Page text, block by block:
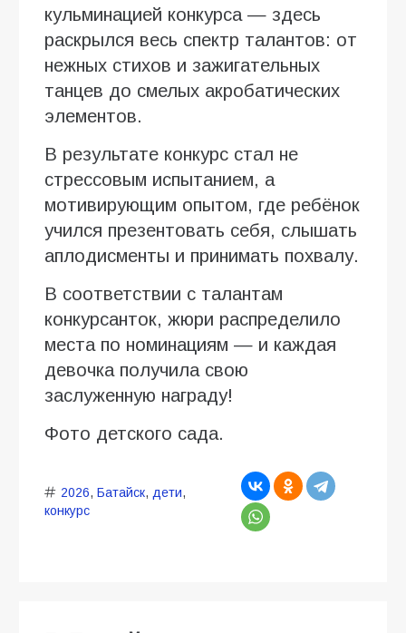
кульминацией конкурса — здесь
раскрылся весь спектр талантов: от
нежных стихов и зажигательных
танцев до смелых акробатических
элементов.
В результате конкурс стал не
стрессовым испытанием, а
мотивирующим опытом, где ребёнок
учился презентовать себя, слышать
аплодисменты и принимать похвалу.
В соответствии с талантам
конкурсанток, жюри распределило
места по номинациям — и каждая
девочка получила свою
заслуженную награду!
Фото детского сада.
2026, Батайск, дети,
конкурс